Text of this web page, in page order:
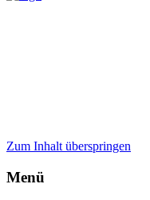
Zum Inhalt überspringen
Menü